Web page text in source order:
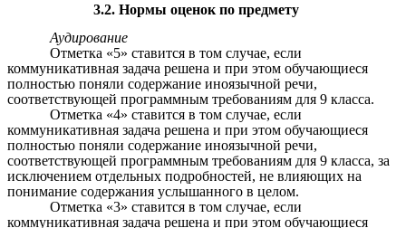
3.2. Нормы оценок по предмету
Аудирование
Отметка «5» ставится в том случае, если
коммуникативная задача решена и при этом обучающиеся
полностью поняли содержание иноязычной речи,
соответствующей программным требованиям для 9 класса.
Отметка «4» ставится в том случае, если
коммуникативная задача решена и при этом обучающиеся
полностью поняли содержание иноязычной речи,
соответствующей программным требованиям для 9 класса, за
исключением отдельных подробностей, не влияющих на
понимание содержания услышанного в целом.
Отметка «3» ставится в том случае, если
коммуникативная задача решена и при этом обучающиеся